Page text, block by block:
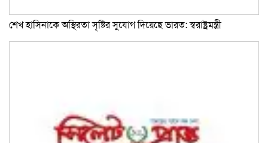
শেখ হাসিনাকে অস্থিরতা সৃষ্টির সুযোগ দিয়েছে ভারত: স্বরাষ্ট্রমন্ত্রী